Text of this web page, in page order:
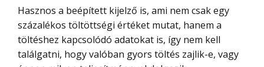
Hasznos a beépített kijelző is, ami nem csak egy
százalékos töltöttségi értéket mutat, hanem a
töltéshez kapcsolódó adatokat is, így nem kell
találgatni, hogy valóban gyors töltés zajlik-e, vagy